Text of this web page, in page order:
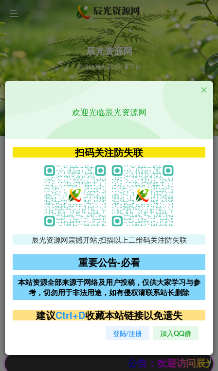
辰光资源网
优质的网络资源分享平台
VIP特权介绍 APP源码
VIP特权介绍
火
VIP特权介绍
影视源码
影视源码
免费领支付宝红包
腾讯轻量4核4G3M服务器38元/
阿里云2核2G200M服务器68元/
年
雨云高防免备案服务器
超低价文字广告位招租 超低价文字广告位招租
超低价文字广告位招租
公告：欢迎访问辰光资源网
欢迎光临辰光资源网
扫码关注防失联
辰光资源网震撼开站,扫描以上二维码关注防失联
重要公告-必看
本站资源全部来源于网络及用户投稿，仅供大家学习与参
考，切勿用于非法用途，如有侵权请联系站长删除
建议Ctrl+D收藏本站链接以免遗失
登陆/注册 加入QQ群